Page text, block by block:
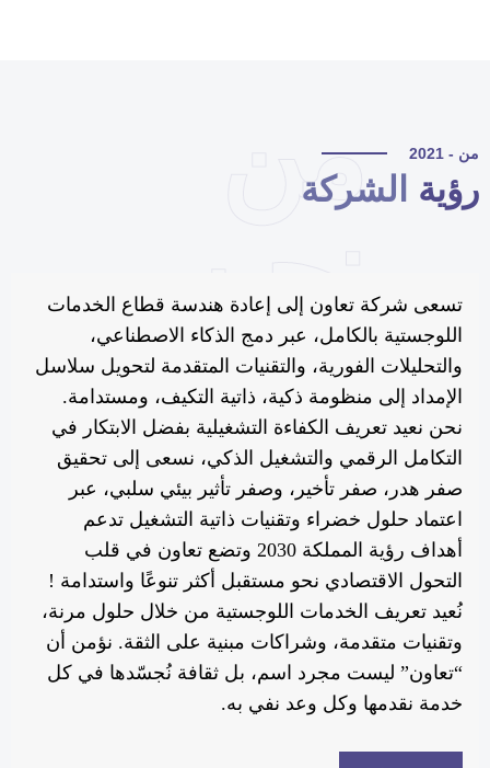
من
نحن
- 2021
الشركة
تسعى شركة تعاون إلى إعادة هندسة قطاع الخدمات
اللوجستية بالكامل، عبر دمج الذكاء الاصطناعي،
والتحليلات الفورية، والتقنيات المتقدمة لتحويل سلاسل
الإمداد إلى منظومة ذكية، ذاتية التكيف، ومستدامة.
نحن نعيد تعريف الكفاءة التشغيلية بفضل الابتكار في
التكامل الرقمي والتشغيل الذكي، نسعى إلى تحقيق
صفر هدر، صفر تأخير، وصفر تأثير بيئي سلبي، عبر
اعتماد حلول خضراء وتقنيات ذاتية التشغيل تدعم
أهداف رؤية المملكة 2030 وتضع تعاون في قلب
التحول الاقتصادي نحو مستقبل أكثر تنوعًا واستدامة !
نُعيد تعريف الخدمات اللوجستية من خلال حلول مرنة،
وتقنيات متقدمة، وشراكات مبنية على الثقة. نؤمن أن
“تعاون” ليست مجرد اسم، بل ثقافة نُجسّدها في كل
خدمة نقدمها وكل وعد نفي به.